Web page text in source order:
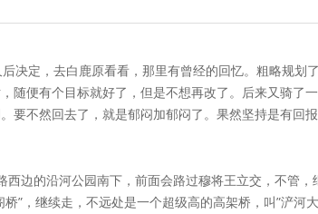
决定，去白鹿原看看，那里有曾经的回忆。粗略规划
便有个目标就好了，但是不想再改了。后来又骑了
不然回去了，就是郁闷加郁闷了。果然坚持是有回
边的沿河公园南下，前面会路过穆将王立交，不管
，继续走，不远处是一个超级高的高架桥，叫”浐河